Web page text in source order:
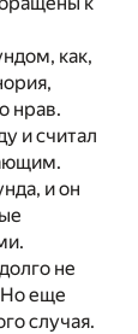
как,
нрав.
и считал
и он
не
Но еще
случая.